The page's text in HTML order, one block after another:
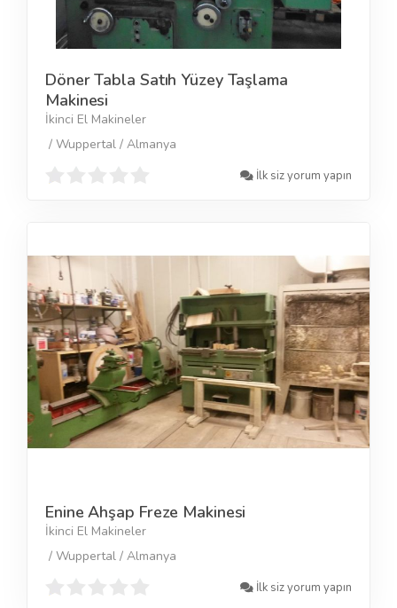
Döner Tabla Satıh Yüzey Taşlama
Makinesi
İkinci El Makineler
/ Wuppertal / Almanya
İlk siz yorum yapın
Enine Ahşap Freze Makinesi
İkinci El Makineler
/ Wuppertal / Almanya
İlk siz yorum yapın